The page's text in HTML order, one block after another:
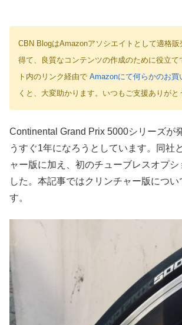
CBN BlogはAmazonアソシエイトとして適格販
得て、良質なコンテンツの作成のために役立て
ト内のリンク経由で Amazonにて何らかのお買
くと、大変助かります。いつもご支援ありがと
Continental Grand Prix 5000シリーズが
うすぐ1年になろうとしています。同社
ャー版に加え、初のチューブレスオプシ
した。本記事ではクリンチャー版につい
す。